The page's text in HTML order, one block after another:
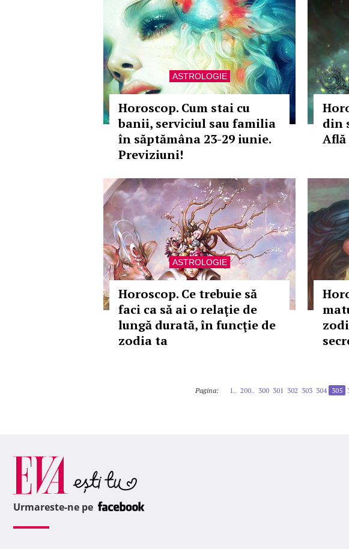
ASTROLOGIE
Horoscop. Cum stai cu
banii, serviciul sau familia
în săptămâna 23-29 iunie.
Previziuni!
din
Află
ASTROLOGIE
Horoscop. Ce trebuie să
faci ca să ai o relaţie de
lungă durată, în funcţie de
zodia ta
Pagina: 1.. 200.. 300 301 302 303 304 305
Urmareste-ne pe